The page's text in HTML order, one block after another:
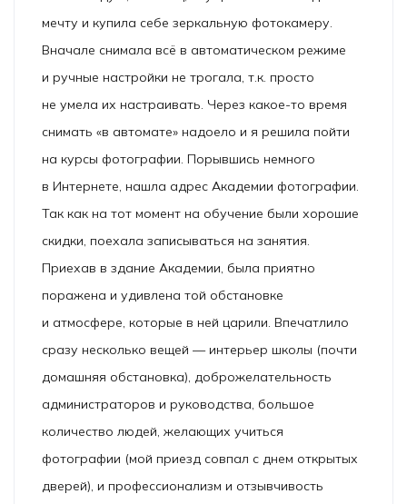
мечту и купила себе зеркальную фотокамеру.
Вначале снимала всё в автоматическом режиме
и ручные настройки не трогала, т.к. просто
не умела их настраивать. Через какое-то время
снимать «в автомате» надоело и я решила пойти
на курсы фотографии. Порывшись немного
в Интернете, нашла адрес Академии фотографии.
Так как на тот момент на обучение были хорошие
скидки, поехала записываться на занятия.
Приехав в здание Академии, была приятно
поражена и удивлена той обстановке
и атмосфере, которые в ней царили. Впечатлило
сразу несколько вещей — интерьер школы (почти
домашняя обстановка), доброжелательность
администраторов и руководства, большое
количество людей, желающих учиться
фотографии (мой приезд совпал с днем открытых
дверей), и профессионализм и отзывчивость